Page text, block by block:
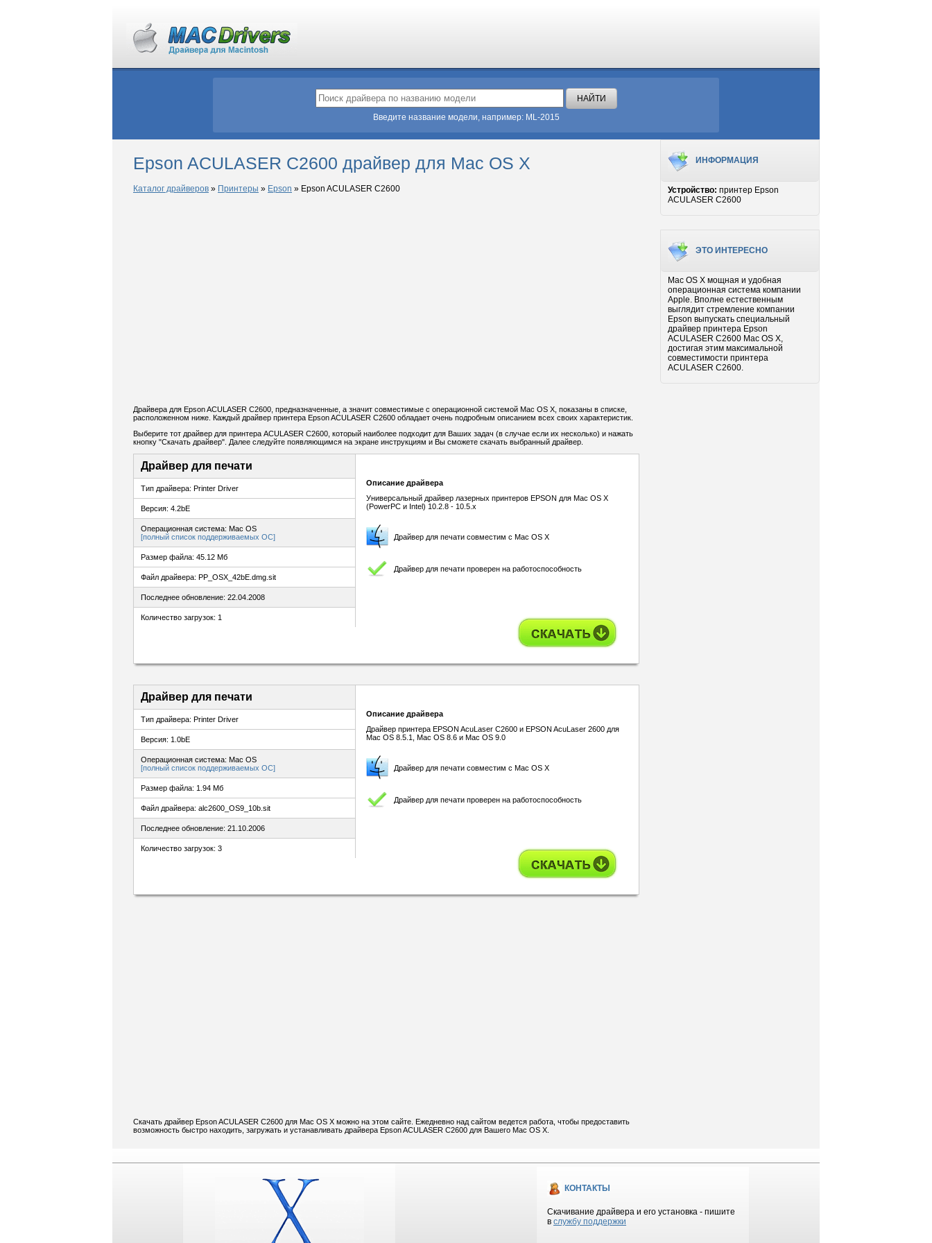
Введите название модели, например: ML-2015
Epson ACULASER C2600 драйвер для Mac OS X
Каталог драйверов » Принтеры » Epson » Epson ACULASER C2600
Драйвера для Epson ACULASER C2600, предназначенные, а значит совместимые с операционной системой Mac OS X, показаны в списке,
расположенном ниже. Каждый драйвер принтера Epson ACULASER C2600 обладает очень подробным описанием всех своих характеристик.
Выберите тот драйвер для принтера ACULASER C2600, который наиболее подходит для Ваших задач (в случае если их несколько) и нажать
кнопку "Скачать драйвер". Далее следуйте появляющимся на экране инструкциям и Вы сможете скачать выбранный драйвер.
Драйвер для печати
Тип драйвера: Printer Driver
Версия: 4.2bE
Операционная система: Mac OS
[полный список поддерживаемых ОС]
Размер файла: 45.12 Мб
Файл драйвера: PP_OSX_42bE.dmg.sit
Последнее обновление: 22.04.2008
Количество загрузок: 1
Описание драйвера
Универсальный драйвер лазерных принтеров EPSON для Mac OS X
(PowerPC и Intel) 10.2.8 - 10.5.x
Драйвер для печати совместим с Mac OS X
Драйвер для печати проверен на работоспособность
Драйвер для печати
Тип драйвера: Printer Driver
Версия: 1.0bE
Операционная система: Mac OS
[полный список поддерживаемых ОС]
Размер файла: 1.94 Мб
Файл драйвера: alc2600_OS9_10b.sit
Последнее обновление: 21.10.2006
Количество загрузок: 3
Описание драйвера
Драйвер принтера EPSON AcuLaser C2600 и EPSON AcuLaser 2600 для
Mac OS 8.5.1, Mac OS 8.6 и Mac OS 9.0
Драйвер для печати совместим с Mac OS X
Драйвер для печати проверен на работоспособность
Скачать драйвер Epson ACULASER C2600 для Mac OS X можно на этом сайте. Ежедневно над сайтом ведется работа, чтобы предоставить
возможность быстро находить, загружать и устанавливать драйвера Epson ACULASER C2600 для Вашего Mac OS X.
ИНФОРМАЦИЯ
Устройство: принтер Epson
ACULASER C2600
ЭТО ИНТЕРЕСНО
Mac OS X мощная и удобная
операционная система компании
Apple. Вполне естественным
выглядит стремление компании
Epson выпускать специальный
драйвер принтера Epson
ACULASER C2600 Mac OS X,
достигая этим максимальной
совместимости принтера
ACULASER C2600.
КОНТАКТЫ
Скачивание драйвера и его установка - пишите
в службу поддержки